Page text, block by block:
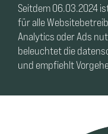
Seitdem 06.03.2024
für alle
Analytics oder Ads
beleuchtet die
und empfiehlt